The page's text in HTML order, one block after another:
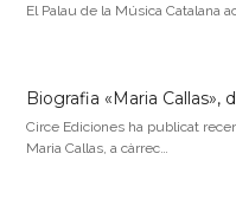
El Palau de la Música Catalana
Biografia «Maria Callas»,
Circe Ediciones ha publicat
Maria Callas, a càrrec…